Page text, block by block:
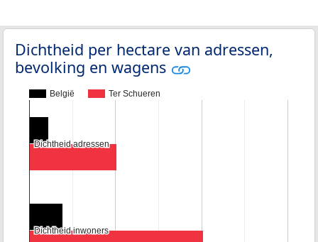
Dichtheid per hectare van adressen,
bevolking en wagens
België Ter Schueren
Dichtheid adressen
Dichtheid adressen
Dichtheid inwoners
Dichtheid inwoners